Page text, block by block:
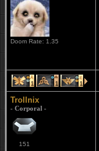
Doom Rate: 1.35
1 1 1
Trollnix
- Corporal -
151